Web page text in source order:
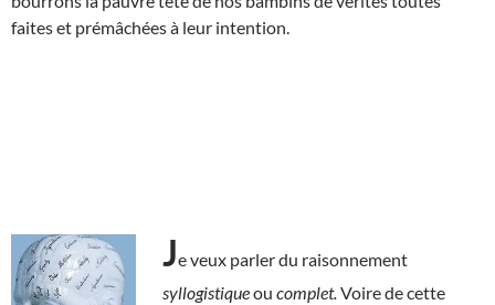
faites et prémâchées à leur intention.
Je veux parler du raisonnement
syllogistiqueou complet. Voire de cette